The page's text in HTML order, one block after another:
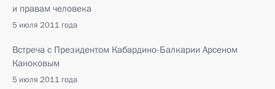
и правам человека
5 июля 2011 года
Встреча с Президентом Кабардино-Балкарии Арсеном
Каноковым
5 июля 2011 года